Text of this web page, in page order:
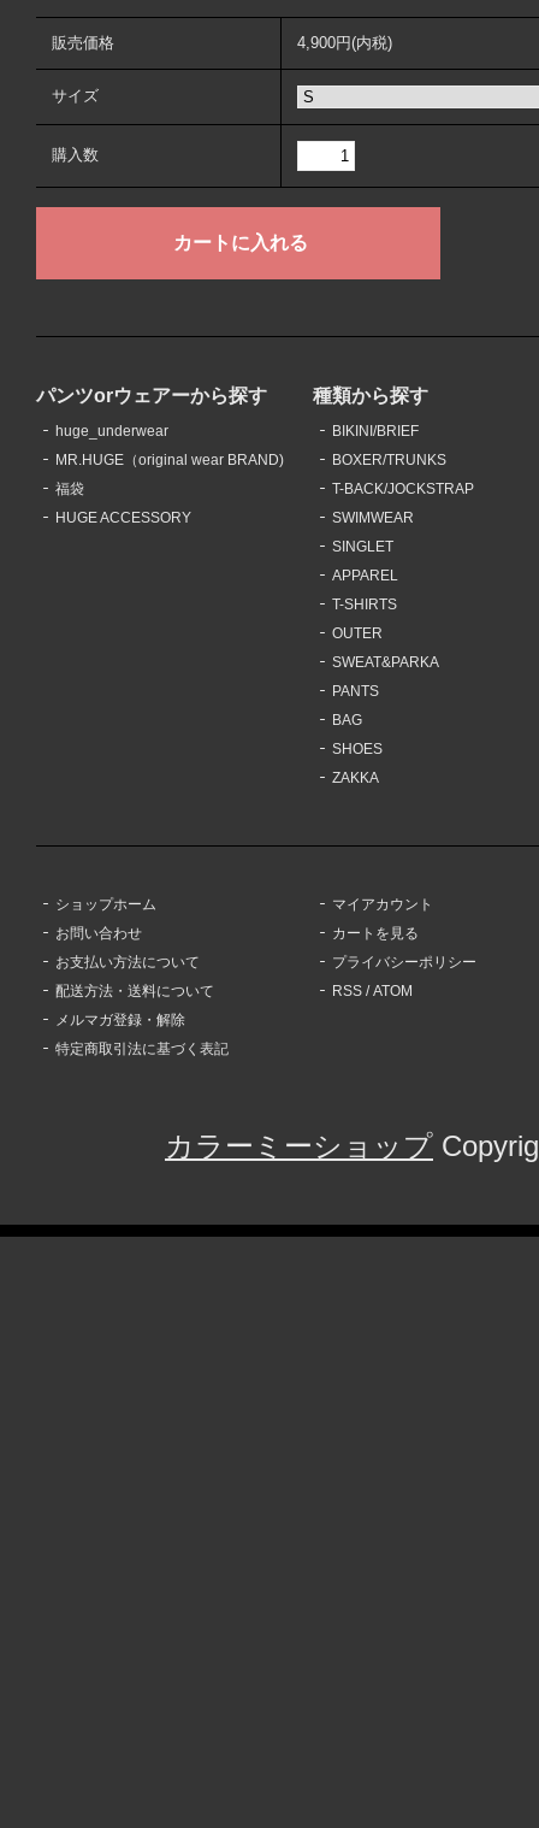
販売価格 4,900円(内税)
サイズ
購入数
パンツorウェアーから探す
huge_underwear
MR.HUGE（original wear BRAND)
福袋
HUGE ACCESSORY
種類から探す
BIKINI/BRIEF
BOXER/TRUNKS
T-BACK/JOCKSTRAP
SWIMWEAR
SINGLET
APPAREL
T-SHIRTS
OUTER
SWEAT&PARKA
PANTS
BAG
SHOES
ZAKKA
ショップホーム
お問い合わせ
お支払い方法について
配送方法・送料について
メルマガ登録・解除
特定商取引法に基づく表記
マイアカウント
カートを見る
プライバシーポリシー
RSS /ATOM
カラーミーショップ